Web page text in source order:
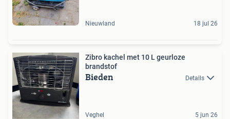
Nieuwland 18 jul 26
Zibro kachel met 10 L geurloze
brandstof
Bieden Details
Veghel 5 jun 26